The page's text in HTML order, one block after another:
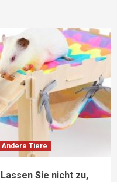
Andere Tiere
Lassen Sie nicht zu,